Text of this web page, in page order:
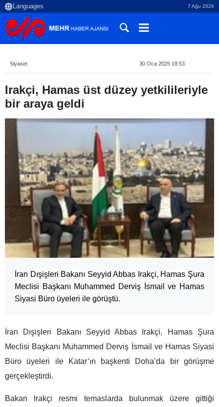
7 Ağu 2026
Siyaset 30 Oca 2025 18:53
Irakçi, Hamas üst düzey yetkilileriyle
bir araya geldi
İran Dışişleri Bakanı Seyyid Abbas Irakçi, Hamas Şura
Meclisi Başkanı Muhammed Derviş İsmail ve Hamas
Siyasi Büro üyeleri ile görüştü.
İran Dışişleri Bakanı Seyyid Abbas Irakçi, Hamas Şura
Meclisi Başkanı Muhammed Derviş İsmail ve Hamas Siyasi
Büro üyeleri ile Katar’ın başkenti Doha’da bir görüşme
gerçekleştirdi.
Bakan Irakçi resmi temaslarda bulunmak üzere gittiği